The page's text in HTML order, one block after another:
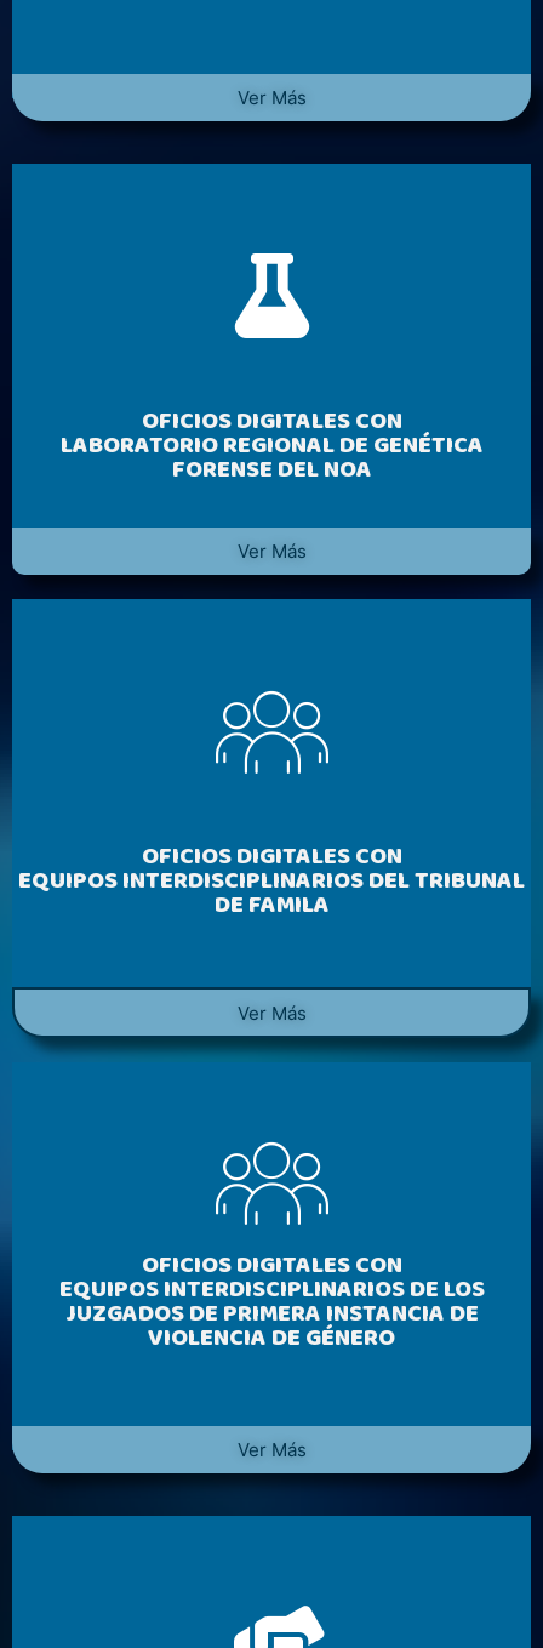
Ver Más
OFICIOS DIGITALES CON
LABORATORIO REGIONAL DE GENÉTICA
FORENSE DEL NOA
Ver Más
OFICIOS DIGITALES CON
EQUIPOS INTERDISCIPLINARIOS DEL TRIBUNAL
DE FAMILA
Ver Más
OFICIOS DIGITALES CON
EQUIPOS INTERDISCIPLINARIOS DE LOS
JUZGADOS DE PRIMERA INSTANCIA DE
VIOLENCIA DE GÉNERO
Ver Más